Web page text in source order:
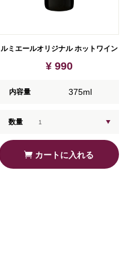
ルミエールオリジナル ホットワイン
¥ 990
内容量 375ml
数量
カートに入れる